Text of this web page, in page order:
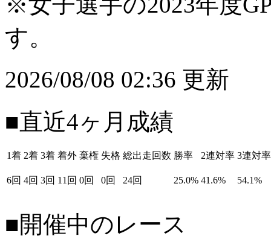
す。
2026/08/08 02:36 更新
■直近4ヶ月成績
1着 2着 3着 着外 棄権 失格 総出走回数 勝率 2連対率 3連対率
6回 4回 3回 11回 0回 0回 24回 25.0% 41.6% 54.1%
■開催中のレース